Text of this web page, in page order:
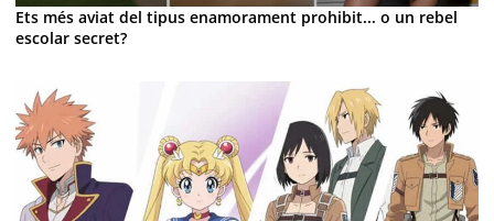
Ets més aviat del tipus enamorament prohibit... o un rebel
escolar secret?